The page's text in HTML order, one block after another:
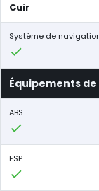
Cuir
Système de
Équipements
ABS
ESP